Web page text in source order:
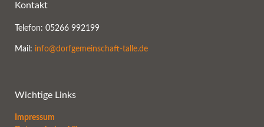
Kontakt
Telefon: 05266 992199
Mail: info@dorfgemeinschaft-talle.de
Wichtige Links
Impressum